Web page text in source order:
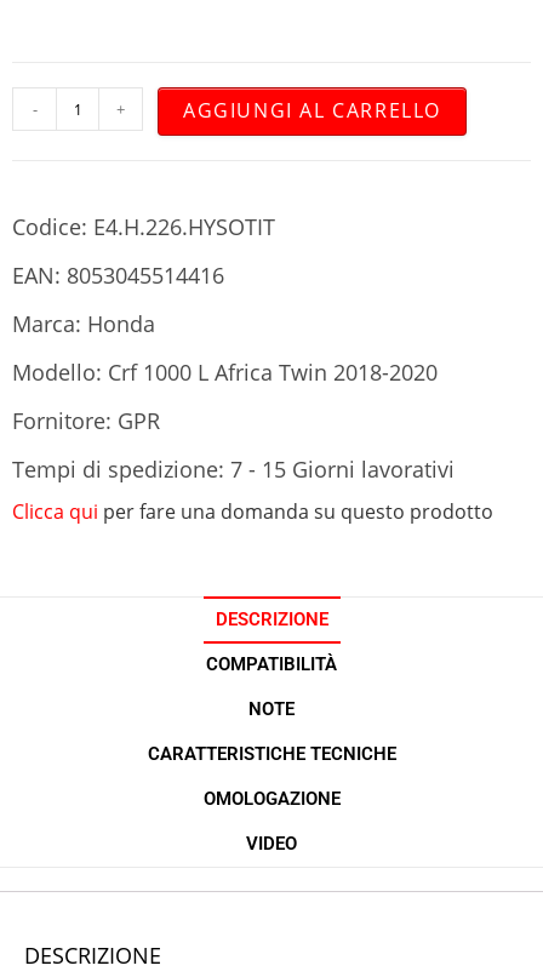
- + AGGIUNGI AL CARRELLO
Codice: E4.H.226.HYSOTIT
EAN: 8053045514416
Marca: Honda
Modello: Crf 1000 L Africa Twin 2018-2020
Fornitore: GPR
Tempi di spedizione: 7 - 15 Giorni lavorativi
Clicca qui per fare una domanda su questo prodotto
DESCRIZIONE
COMPATIBILITÀ
NOTE
CARATTERISTICHE TECNICHE
OMOLOGAZIONE
VIDEO
DESCRIZIONE